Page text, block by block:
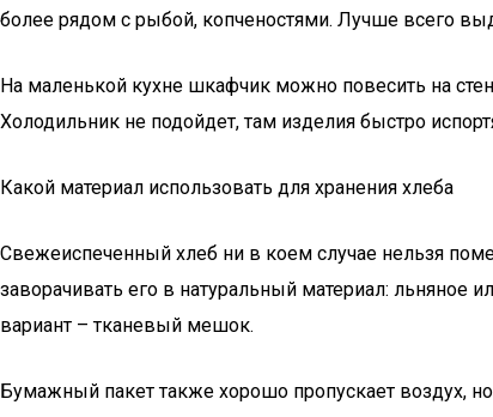
более рядом с рыбой, копченостями. Лучше всего
На маленькой кухне шкафчик можно повесить на
Холодильник не подойдет, там изделия быстро
Какой материал использовать для хранения хлеба
Свежеиспеченный хлеб ни в коем случае нельзя
заворачивать его в натуральный материал:
вариант – тканевый мешок.
Бумажный пакет также хорошо пропускает воздух,